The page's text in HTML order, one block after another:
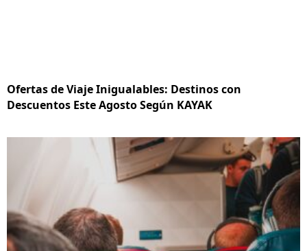
Ofertas de Viaje Inigualables: Destinos con
Descuentos Este Agosto Según KAYAK